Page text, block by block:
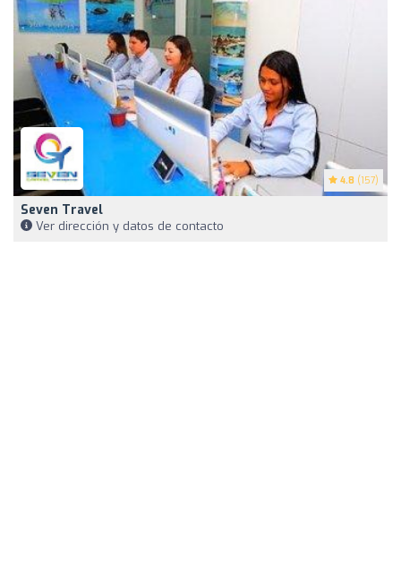
4.8 (157)
Seven Travel
Ver dirección y datos de contacto